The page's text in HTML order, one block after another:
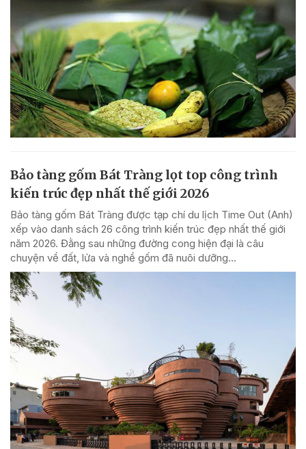
Bảo tàng gốm Bát Tràng lọt top công trình
kiến trúc đẹp nhất thế giới 2026
Bảo tàng gốm Bát Tràng được tạp chí du lịch Time Out (Anh)
xếp vào danh sách 26 công trình kiến trúc đẹp nhất thế giới
năm 2026. Đằng sau những đường cong hiện đại là câu
chuyện về đất, lửa và nghề gốm đã nuôi dưỡng...